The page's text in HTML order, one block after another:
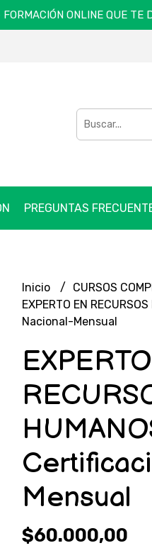
ONLINE QUE TE
PREGUNTAS
Inicio
CURSOS
EXPERTO EN
Nacional-Mensual
Mensual
$60.000,00